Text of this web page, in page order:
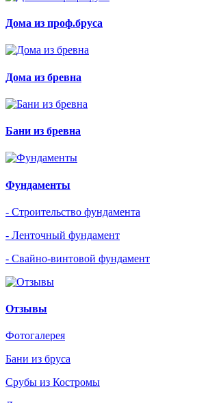
Дома из проф.бруса
Дома из бревна
Бани из бревна
Фундаменты
- Строительство фундамента
- Ленточный фундамент
- Свайно-винтовой фундамент
Отзывы
Фотогалерея
Бани из бруса
Срубы из Костромы